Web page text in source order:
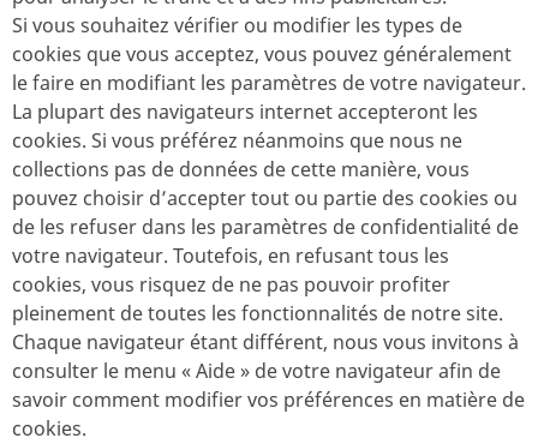
Si vous souhaitez vérifier ou modifier les types de
cookies que vous acceptez, vous pouvez généralement
le faire en modifiant les paramètres de votre navigateur.
La plupart des navigateurs internet accepteront les
cookies. Si vous préférez néanmoins que nous ne
collections pas de données de cette manière, vous
pouvez choisir d’accepter tout ou partie des cookies ou
de les refuser dans les paramètres de confidentialité de
votre navigateur. Toutefois, en refusant tous les
cookies, vous risquez de ne pas pouvoir profiter
pleinement de toutes les fonctionnalités de notre site.
Chaque navigateur étant différent, nous vous invitons à
consulter le menu « Aide » de votre navigateur afin de
savoir comment modifier vos préférences en matière de
cookies.